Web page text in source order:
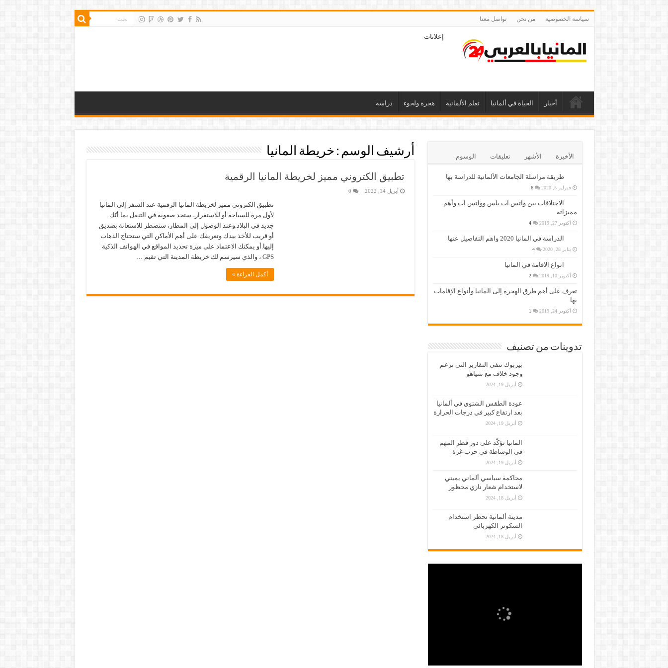
سياسة الخصوصية من نحن تواصل معنا
إعلانات
أخبار الحياة في ألمانيا تعلم الألمانية هجرة ولجوء دراسة
أرشيف الوسم : خريطة المانيا
تطبيق الكتروني مميز لخريطة المانيا الرقمية
أبريل 14, 2022 0
تطبيق الكتروني مميز لخريطة المانيا الرقمية عند السفر إلى المانيا
لأول مرة للسياحة أو للاستقرار، ستجد صعوبة في التنقل بما أنّك
جديد في البلاد.وعند الوصول إلى المطار، ستضطر للاستعانة بصديق
أو قريب للأخذ بيدك وتعريفك على أهم الأماكن التي ستحتاج الذهاب
إليها.أو يمكنك الاعتماد على ميزة تحديد المواقع في الهواتف الذكية
GPS ، والذي سيرسم لك خريطة المدينة التي تقيم …
أكمل القراءة »
الأخيرة الأشهر تعليقات الوسوم
طريقة مراسلة الجامعات الألمانية للدراسة بها
فبراير 5, 2020 6
الاختلافات بين واتس اب بلس وواتس اب وأهم
مميزاته
أكتوبر 27, 2019 4
الدراسة في المانيا 2020 واهم التفاصيل عنها
يناير 28, 2020 4
انواع الاقامة في المانيا
أكتوبر 10, 2019 2
تعرف على أهم طرق الهجرة إلى المانيا وأنواع الإقامات
بها
أكتوبر 24, 2019 1
تدوينات من تصنيف
بيربوك تنفي التقارير التي تزعم
وجود خلاف مع نتنياهو
أبريل 19, 2024
عودة الطقس الشتوي في ألمانيا
بعد ارتفاع كبير في درجات الحرارة
أبريل 19, 2024
المانيا تؤكّد على دور قطر المهم
في الوساطة في حرب غزة
أبريل 19, 2024
محاكمة سياسي ألماني يميني
لاستخدام شعار نازي محظور
أبريل 18, 2024
مدينة ألمانية تحظر استخدام
السكوتر الكهربائي
أبريل 18, 2024